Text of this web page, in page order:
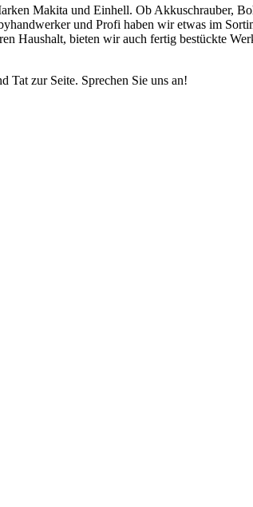
Makita und Einhell. Ob Akkuschrauber,
und Profi haben wir etwas im
Haushalt, bieten wir auch fertig bestückte
Tat zur Seite. Sprechen Sie uns an!